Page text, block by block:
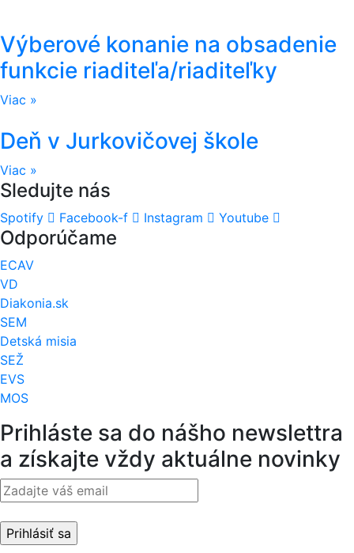
Výberové konanie na obsadenie
funkcie riaditeľa/riaditeľky
Viac »
Deň v Jurkovičovej škole
Viac »
Sledujte nás
Spotify Facebook-f Instagram Youtube
Odporúčame
ECAV
VD
Diakonia.sk
SEM
Detská misia
SEŽ
EVS
MOS
Prihláste sa do nášho newslettra
a získajte vždy aktuálne novinky